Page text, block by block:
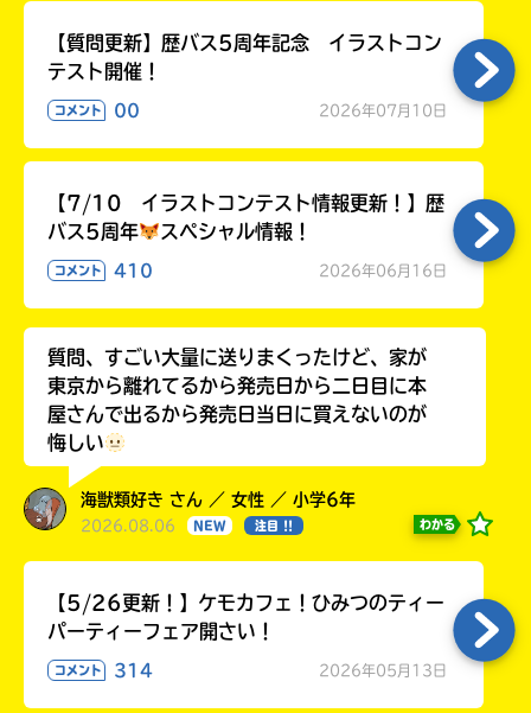
【質問更新】歴バス5周年記念 イラストコン
テスト開催！
コメント 00 2026年07月10日
【7/10 イラストコンテスト情報更新！】歴
バス5周年
スペシャル情報！
コメント 410 2026年06月16日
質問、すごい大量に送りまくったけど、家が
東京から離れてるから発売日から二日目に本
屋さんで出るから発売日当日に買えないのが
悔しい
海獣類好き さん ／ 女性 ／ 小学6年
2026.08.06 NEW 注目 !! わかる
【5/26更新！】ケモカフェ！ひみつのティー
パーティーフェア開さい！
コメント 314 2026年05月13日